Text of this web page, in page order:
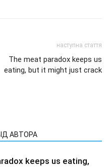
наступна стаття
The meat paradox keeps us
eating, but it might just crack
АВТОРА
keeps us eating,